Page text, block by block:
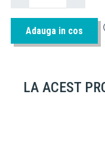
Adauga in cos
LA ACEST